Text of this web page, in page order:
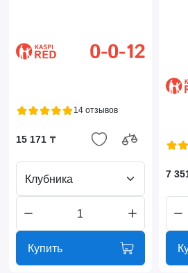
14 отзывов
15 171 ₸
Клубника
Купить
7